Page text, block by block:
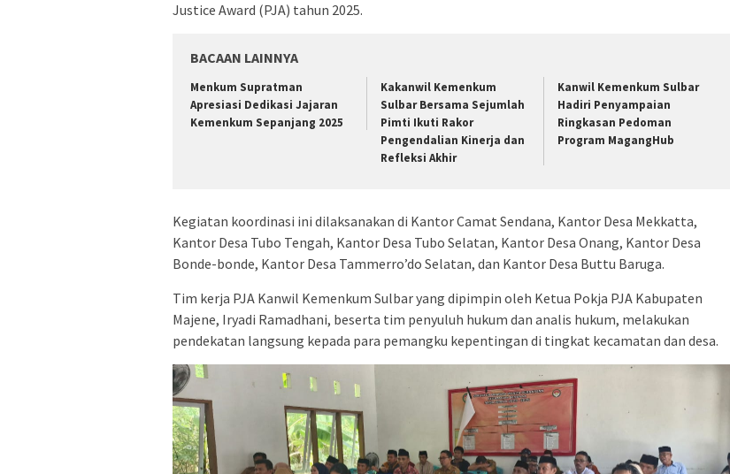
Justice Award (PJA) tahun 2025.
BACAAN LAINNYA
Menkum Supratman
Apresiasi Dedikasi Jajaran
Kemenkum Sepanjang 2025
Kakanwil Kemenkum
Sulbar Bersama Sejumlah
Pimti Ikuti Rakor
Pengendalian Kinerja dan
Refleksi Akhir
Kanwil Kemenkum Sulbar
Hadiri Penyampaian
Ringkasan Pedoman
Program MagangHub
Kegiatan koordinasi ini dilaksanakan di Kantor Camat Sendana, Kantor Desa Mekkatta,
Kantor Desa Tubo Tengah, Kantor Desa Tubo Selatan, Kantor Desa Onang, Kantor Desa
Bonde-bonde, Kantor Desa Tammerro’do Selatan, dan Kantor Desa Buttu Baruga.
Tim kerja PJA Kanwil Kemenkum Sulbar yang dipimpin oleh Ketua Pokja PJA Kabupaten
Majene, Iryadi Ramadhani, beserta tim penyuluh hukum dan analis hukum, melakukan
pendekatan langsung kepada para pemangku kepentingan di tingkat kecamatan dan desa.